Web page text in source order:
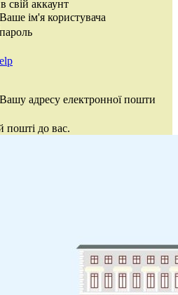
свій аккаунт
Ваше ім'я користувача
пароль
Вашу адресу електронної пошти
пошті до вас.